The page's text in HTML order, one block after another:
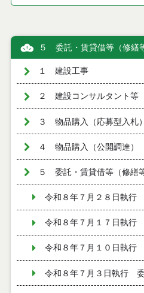
５ 委託・賃貸借等（修繕
１ 建設工事
２ 建設コンサルタント等
３ 物品購入（応募型入札）
４ 物品購入（公開調達）
５ 委託・賃貸借等（修繕
令和８年７月２８日執行
令和８年７月１７日執行
令和８年７月１０日執行
令和８年７月３日執行